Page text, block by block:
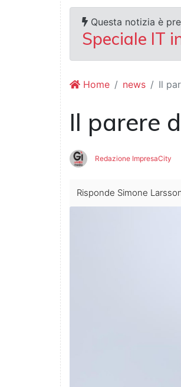
Questa notizia è
Speciale IT
Home news Il
Il parere
Redazione ImpresaCity
Risponde Simone